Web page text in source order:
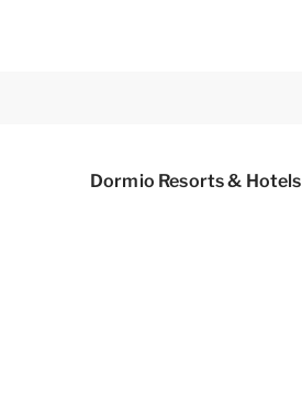
Dormio Resorts & Hotels